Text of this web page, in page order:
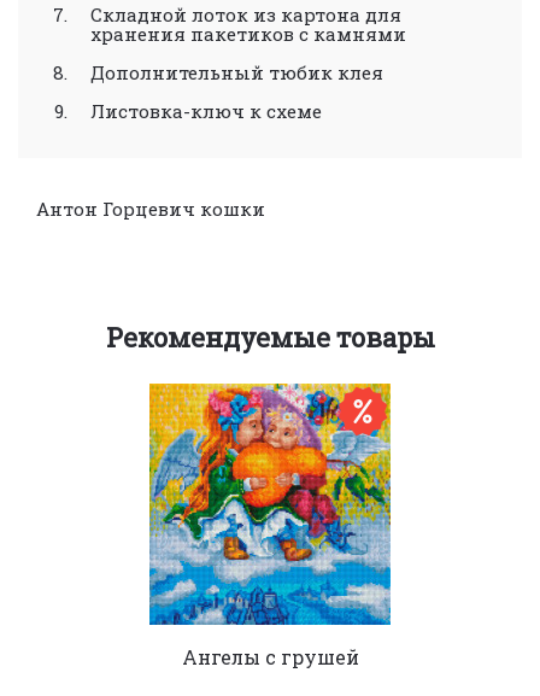
Складной лоток из картона для
хранения пакетиков с камнями
Дополнительный тюбик клея
Листовка-ключ к схеме
Антон Горцевич кошки
Рекомендуемые товары
Ангелы с грушей